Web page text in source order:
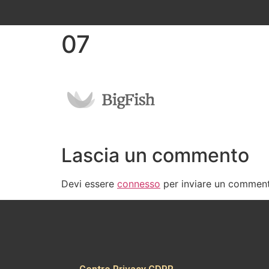
07
Lascia un commento
Devi essere connesso per inviare un